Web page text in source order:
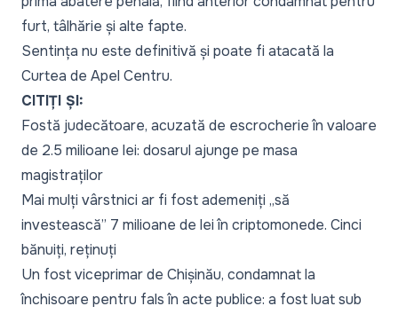
furt, tâlhărie și alte fapte.
Sentința nu este definitivă și poate fi atacată la
Curtea de Apel Centru.
CITIȚI ȘI:
Fostă judecătoare, acuzată de escrocherie în valoare
de 2.5 milioane lei: dosarul ajunge pe masa
magistraților
Mai mulți vârstnici ar fi fost ademeniți „să
investească” 7 milioane de lei în criptomonede. Cinci
bănuiți, reținuți
Un fost viceprimar de Chișinău, condamnat la
închisoare pentru fals în acte publice: a fost luat sub